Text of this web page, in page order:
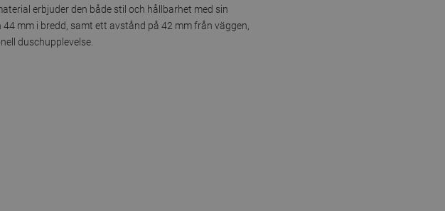
erbjuder den både stil och hållbarhet med sin
mm i bredd, samt ett avstånd på 42 mm från väggen,
duschupplevelse.